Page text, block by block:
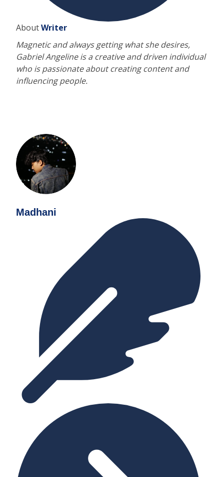
AboutWriter
Magnetic and always getting what she desires,
Gabriel Angeline is a creative and driven individual
who is passionate about creating content and
influencing people.
Madhani